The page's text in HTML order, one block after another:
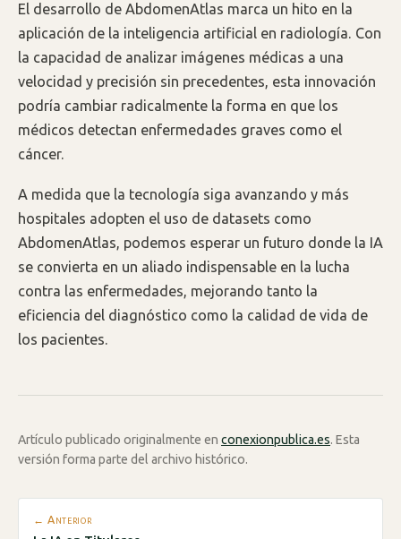
El desarrollo de AbdomenAtlas marca un hito en la
aplicación de la inteligencia artificial en radiología. Con
la capacidad de analizar imágenes médicas a una
velocidad y precisión sin precedentes, esta innovación
podría cambiar radicalmente la forma en que los
médicos detectan enfermedades graves como el
cáncer.
A medida que la tecnología siga avanzando y más
hospitales adopten el uso de datasets como
AbdomenAtlas, podemos esperar un futuro donde la IA
se convierta en un aliado indispensable en la lucha
contra las enfermedades, mejorando tanto la
eficiencia del diagnóstico como la calidad de vida de
los pacientes.
Artículo publicado originalmente en conexionpublica.es. Esta
versión forma parte del archivo histórico.
← Anterior